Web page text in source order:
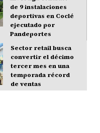
de 9 instalaciones
deportivas en Coclé
ejecutado por
Pandeportes
Sector retail busca
convertir el décimo
tercer mes en una
temporada récord
de ventas